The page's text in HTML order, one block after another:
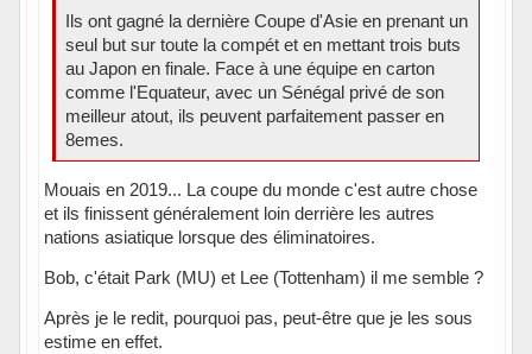
Ils ont gagné la dernière Coupe d'Asie en prenant un
seul but sur toute la compét et en mettant trois buts
au Japon en finale. Face à une équipe en carton
comme l'Equateur, avec un Sénégal privé de son
meilleur atout, ils peuvent parfaitement passer en
8emes.
Mouais en 2019... La coupe du monde c'est autre chose
et ils finissent généralement loin derrière les autres
nations asiatique lorsque des éliminatoires.
Bob, c'était Park (MU) et Lee (Tottenham) il me semble ?
Après je le redit, pourquoi pas, peut-être que je les sous
estime en effet.